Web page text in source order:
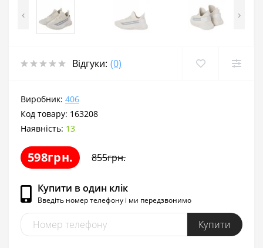
‹ ›
Відгуки: (0)
Виробник: 406
Код товару: 163208
Наявність: 13
598грн. 855грн.
Купити в один клік
Введіть номер телефону і ми передзвонимо
Купити